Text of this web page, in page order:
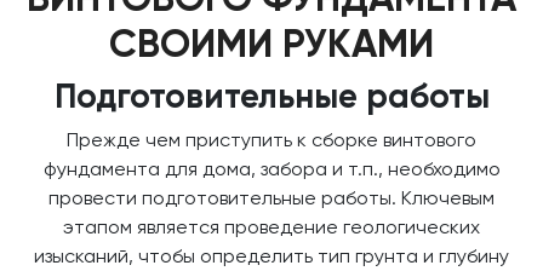
СВОИМИ РУКАМИ
Подготовительные работы
Прежде чем приступить к сборке винтового
фундамента для дома, забора и т.п., необходимо
провести подготовительные работы. Ключевым
этапом является проведение геологических
изысканий, чтобы определить тип грунта и глубину